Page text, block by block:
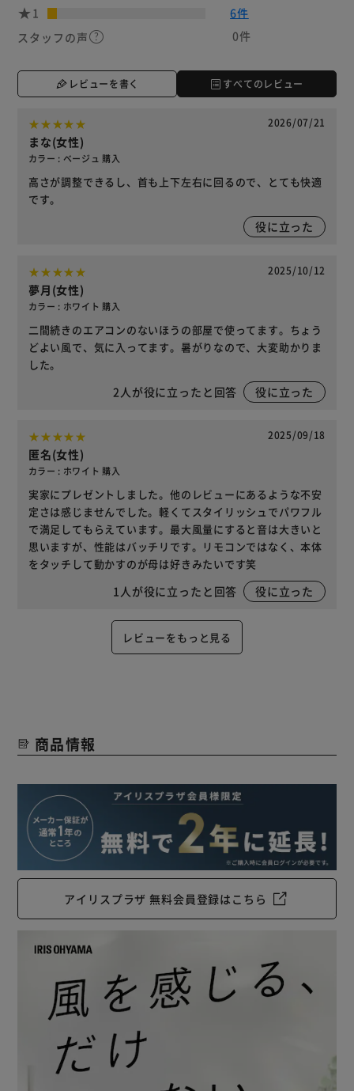
1
6件
スタッフの声
0件
レビューを書く すべてのレビュー
2026/07/21
まな(女性)
カラー : ベージュ 購入
高さが調整できるし、首も上下左右に回るので、とても快適
です。
役に立った
2025/10/12
夢月(女性)
カラー : ホワイト 購入
二間続きのエアコンのないほうの部屋で使ってます。ちょう
どよい風で、気に入ってます。暑がりなので、大変助かりま
した。
2 人が役に立ったと回答 役に立った
2025/09/18
匿名(女性)
カラー : ホワイト 購入
実家にプレゼントしました。他のレビューにあるような不安
定さは感じませんでした。軽くてスタイリッシュでパワフル
で満足してもらえています。最大風量にすると音は大きいと
思いますが、性能はバッチリです。リモコンではなく、本体
をタッチして動かすのが母は好きみたいです笑
1 人が役に立ったと回答 役に立った
レビューをもっと見る
商品情報
アイリスプラザ 無料会員登録はこちら